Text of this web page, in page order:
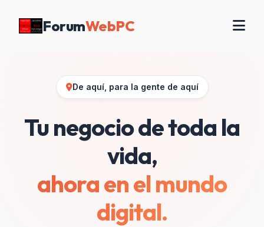
ForumWebPC
De aquí, para la gente de aquí
Tu negocio de toda la
vida,
ahora en el mundo
digital.